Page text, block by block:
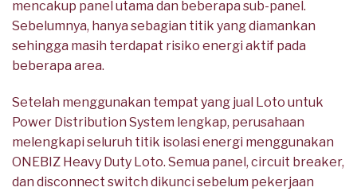
mencakup panel utama dan beberapa sub-panel.
Sebelumnya, hanya sebagian titik yang diamankan
sehingga masih terdapat risiko energi aktif pada
beberapa area.
Setelah menggunakan tempat yang jual Loto untuk
Power Distribution System lengkap, perusahaan
melengkapi seluruh titik isolasi energi menggunakan
ONEBIZ Heavy Duty Loto. Semua panel, circuit breaker,
dan disconnect switch dikunci sebelum pekerjaan